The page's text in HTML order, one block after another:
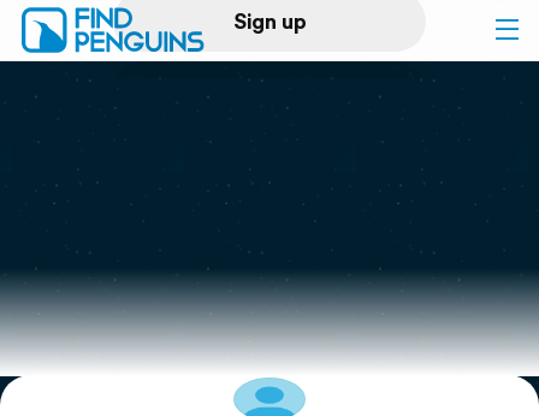
Sign up
Log in
Print a book
Flyover video
Explore